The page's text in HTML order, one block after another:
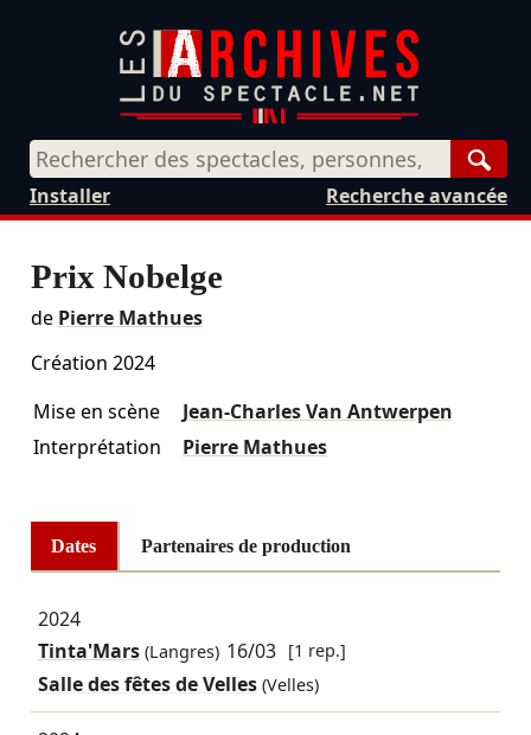
Recherche avancée
Installer
Prix Nobelge
de Pierre Mathues
Création 2024
Mise en scène
Jean-Charles Van Antwerpen
Interprétation
Pierre Mathues
Dates Partenaires de production
2024
Tinta'Mars(Langres) 16/03 [1 rep.]
Salle des fêtes de Velles (Velles)